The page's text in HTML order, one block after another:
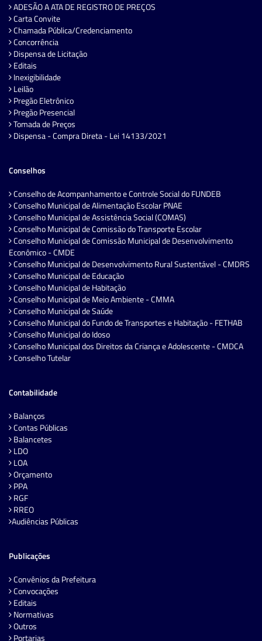
ADESÃO A ATA DE REGISTRO DE PREÇOS
Carta Convite
Chamada Pública/Credenciamento
Concorrência
Dispensa de Licitação
Editais
Inexigibilidade
Leilão
Pregão Eletrônico
Pregão Presencial
Tomada de Preços
Dispensa - Compra Direta - Lei 14133/2021
Conselhos
Conselho de Acompanhamento e Controle Social do FUNDEB
Conselho Municipal de Alimentação Escolar PNAE
Conselho Municipal de Assistência Social (COMAS)
Conselho Municipal de Comissão do Transporte Escolar
Conselho Municipal de Comissão Municipal de Desenvolvimento
Econômico - CMDE
Conselho Municipal de Desenvolvimento Rural Sustentável - CMDRS
Conselho Municipal de Educação
Conselho Municipal de Habitação
Conselho Municipal de Meio Ambiente - CMMA
Conselho Municipal de Saúde
Conselho Municipal do Fundo de Transportes e Habitação - FETHAB
Conselho Municipal do Idoso
Conselho Municipal dos Direitos da Criança e Adolescente - CMDCA
Conselho Tutelar
Contabilidade
Balanços
Contas Públicas
Balancetes
LDO
LOA
Orçamento
PPA
RGF
RREO
Audiências Públicas
Publicações
Convênios da Prefeitura
Convocações
Editais
Normativas
Outros
Portarias